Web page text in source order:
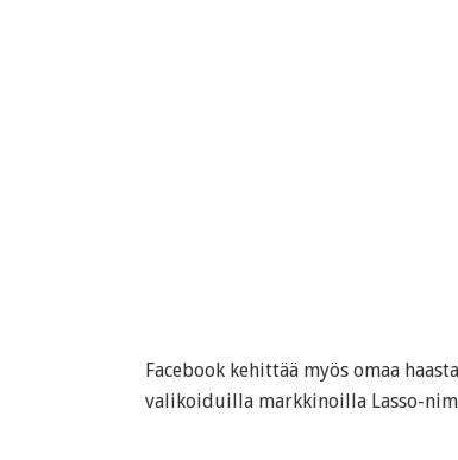
Facebook kehittää myös omaa
valikoiduilla markkinoilla Lasso-